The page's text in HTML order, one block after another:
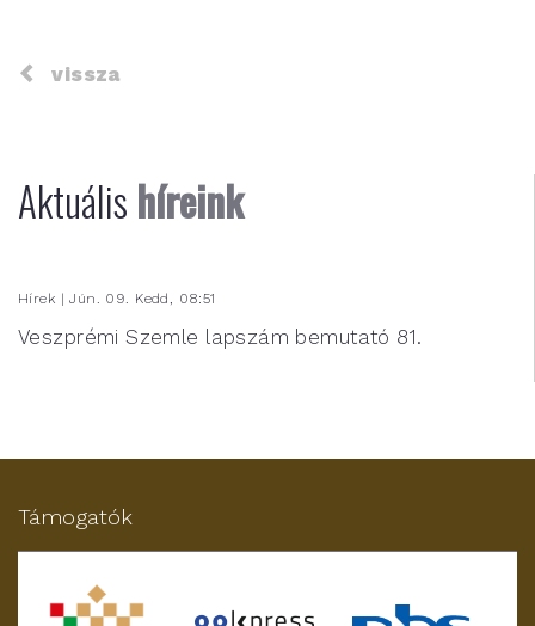
Aktuális híreink
Hírek | Jún. 09. Kedd, 08:51
Veszprémi Szemle lapszám bemutató 81.
vissza
Támogatók